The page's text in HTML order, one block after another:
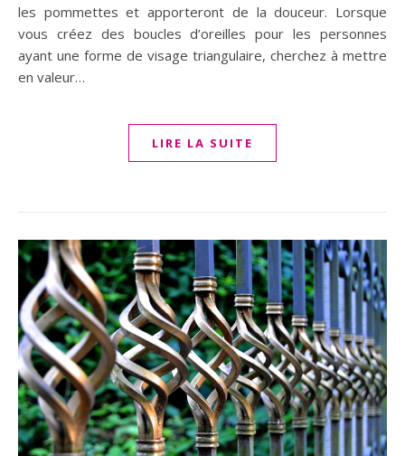
les pommettes et apporteront de la douceur. Lorsque
vous créez des boucles d’oreilles pour les personnes
ayant une forme de visage triangulaire, cherchez à mettre
en valeur…
LIRE LA SUITE